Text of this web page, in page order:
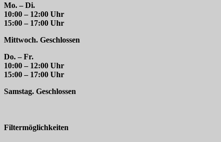
Mo. – Di.
10:00 – 12:00 Uhr
15:00 – 17:00 Uhr
Mittwoch. Geschlossen
Do. – Fr.
10:00 – 12:00 Uhr
15:00 – 17:00 Uhr
Samstag. Geschlossen
Filtermöglichkeiten